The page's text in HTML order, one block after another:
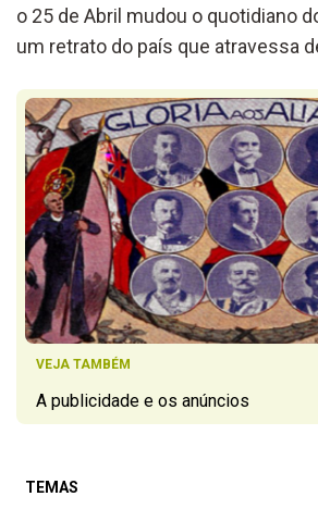
o 25 de Abril mudou o quotidiano
um retrato do país que atravessa
VEJA TAMBÉM
A publicidade e os anúncios
TEMAS